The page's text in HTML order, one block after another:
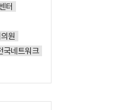
터
원
국네트워크